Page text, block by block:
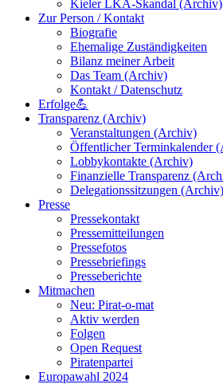
Kieler LKA-Skandal (Archiv)
Zur Person / Kontakt
Biografie
Ehemalige Zuständigkeiten
Bilanz meiner Arbeit
Das Team (Archiv)
Kontakt / Datenschutz
Erfolge💪
Transparenz (Archiv)
Veranstaltungen (Archiv)
Öffentlicher Terminkalender
Lobbykontakte (Archiv)
Finanzielle Transparenz
Delegationssitzungen (Archiv)
Presse
Pressekontakt
Pressemitteilungen
Pressefotos
Pressebriefings
Presseberichte
Mitmachen
Neu: Pirat-o-mat
Aktiv werden
Folgen
Open Request
Piratenpartei
Europawahl 2024